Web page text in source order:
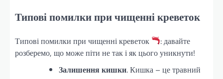
Типові помилки при чищенні креветок
Типові помилки при чищенні креветок
: давайте
розберемо, що може піти не так і як цього уникнути!
Залишення кишки. Кишка – це травний